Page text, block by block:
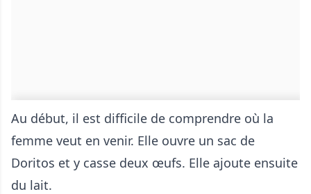
Au début, il est difficile de comprendre où la
femme veut en venir. Elle ouvre un sac de
Doritos et y casse deux œufs. Elle ajoute ensuite
du lait.